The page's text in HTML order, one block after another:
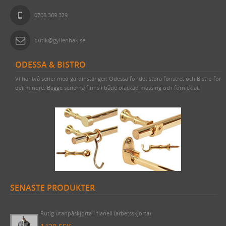
0708 369 329
butik@gyllenhak.se
ODESSA & BISTRO
Vi har två serier med gardinstänger: Odessa för det stora fönstret och Bistro för
det mindre. Bägge serierna finns i både olackad mässing och förnicklat.
SENASTE PRODUKTER
& ändknoppar i nickel